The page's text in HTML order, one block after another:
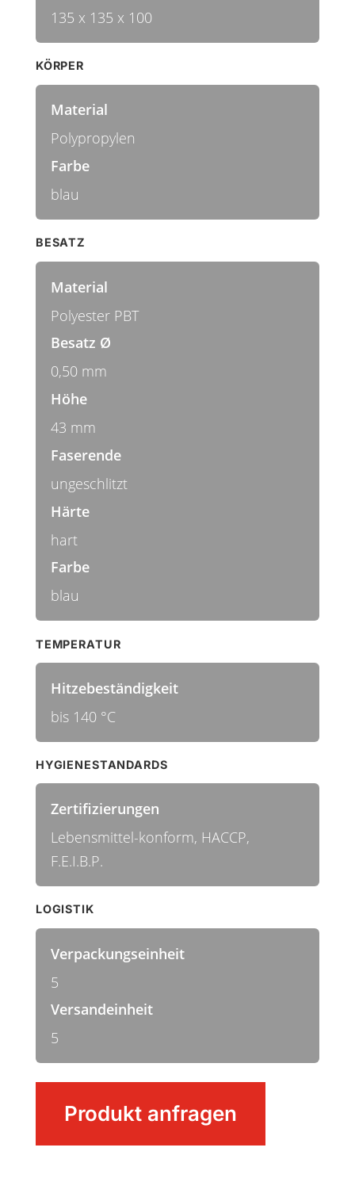
MengeProdukt anfragen
135 x 135 x 100
KÖRPER
Material
Polypropylen
Farbe
blau
BESATZ
Material
Polyester PBT
Besatz Ø
0,50 mm
Höhe
43 mm
Faserende
ungeschlitzt
Härte
hart
Farbe
blau
TEMPERATUR
Hitzebeständigkeit
bis 140 °C
HYGIENESTANDARDS
Zertifizierungen
Lebensmittel-konform, HACCP,
F.E.I.B.P.
LOGISTIK
Verpackungseinheit
5
Versandeinheit
5